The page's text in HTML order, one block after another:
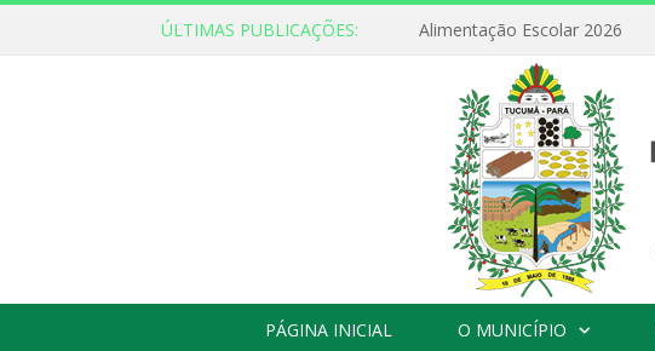
ÚLTIMAS PUBLICAÇÕES: Alimentação Escolar 2026
PÁGINA INICIAL O MUNICÍPIO